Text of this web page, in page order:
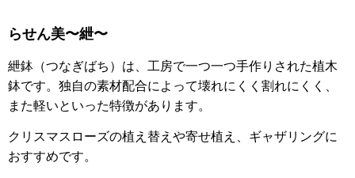
らせん美〜紲〜
紲鉢（つなぎばち）は、工房で一つ一つ手作りされた植木
鉢です。独自の素材配合によって壊れにくく割れにくく、
また軽いといった特徴があります。
クリスマスローズの植え替えや寄せ植え、ギャザリングに
おすすめです。